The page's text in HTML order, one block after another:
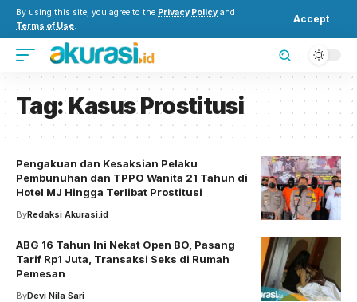
By using this site, you agree to the Privacy Policy and
Terms of Use.
Accept
Tag:Kasus Prostitusi
Pengakuan dan Kesaksian Pelaku
Pembunuhan dan TPPO Wanita 21 Tahun di
Hotel MJ Hingga Terlibat Prostitusi
ByRedaksi Akurasi.id
ABG 16 Tahun Ini Nekat Open BO, Pasang
Tarif Rp1 Juta, Transaksi Seks di Rumah
Pemesan
ByDevi Nila Sari